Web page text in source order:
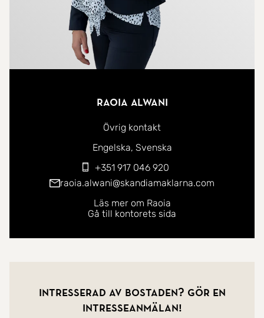
Raoia Alwani
Övrig kontakt
Du kan kontakta mig på följande språk:
Engelska Svenska
+351 917 046 920
raoia.alwani@skandiamaklarna.com
Läs mer om Raoia
Gå till kontorets sida
Intresserad av bostaden? Gör en
intresseanmälan!